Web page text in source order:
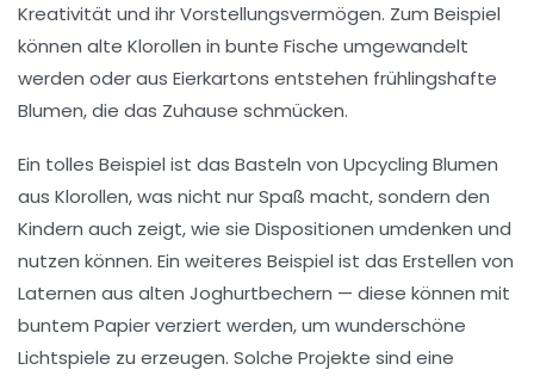
Kreativität und ihrVorstellungsvermögen. Zum Beispiel
können alte Klorollen in bunte Fische umgewandelt
werden oder aus Eierkartons entstehen frühlingshafte
Blumen, die das Zuhause schmücken.
Ein tolles Beispiel ist das Basteln von Upcycling Blumen
aus Klorollen, was nicht nur Spaß macht, sondern den
Kindern auch zeigt, wie sie Dispositionen umdenken und
nutzen können. Ein weiteres Beispiel ist das Erstellen von
Laternen aus alten Joghurtbechern — diese können mit
buntem Papier verziert werden, um wunderschöne
Lichtspiele zu erzeugen. Solche Projekte sind eine